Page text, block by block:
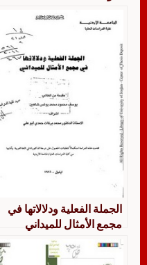
الجملة الفعلية ودلالاتها في
مجمع الأمثال للميداني